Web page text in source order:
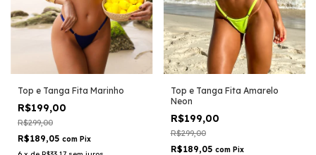
Top e Tanga Fita Marinho
R$199,00
R$299,00
R$189,05 com Pix
Top e Tanga Fita Amarelo
Neon
R$199,00
R$299,00
R$189,05 com Pix